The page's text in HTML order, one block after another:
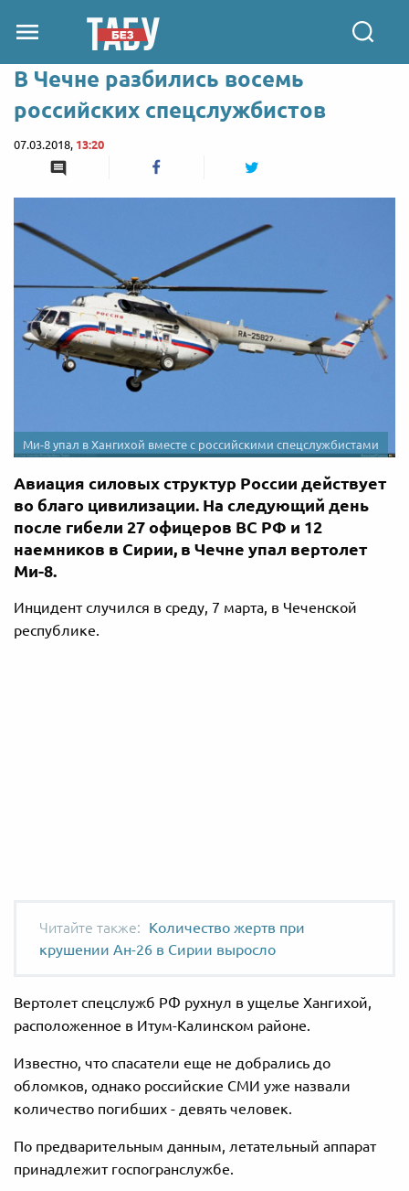
В Чечне разбились восемь
российских спецслужбистов
07.03.2018, 13:20
Ми-8 упал в Хангихой вместе с российскими спецслужбистами
Авиация силовых структур России действует
во благо цивилизации. На следующий день
после гибели 27 офицеров ВС РФ и 12
наемников в Сирии, в Чечне упал вертолет
Ми-8.
Инцидент случился в среду, 7 марта, в Чеченской
республике.
Количество жертв при
крушении Ан-26 в Сирии выросло
Вертолет спецслужб РФ рухнул в ущелье Хангихой,
расположенное в Итум-Калинском районе.
Известно, что спасатели еще не добрались до
обломков, однако российские СМИ уже назвали
количество погибших - девять человек.
По предварительным данным, летательный аппарат
принадлежит госпогранслужбе.